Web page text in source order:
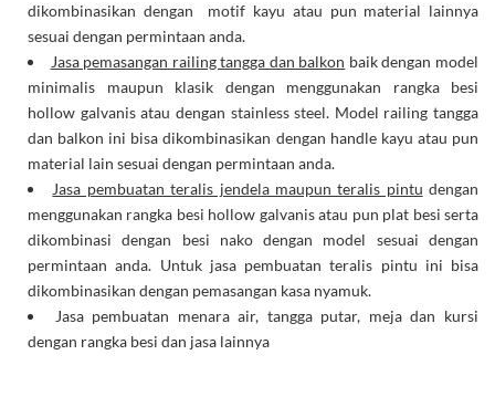
dikombinasikan dengan motif kayu atau pun material lainnya
sesuai dengan permintaan anda.
Jasa pemasangan railing tangga dan balkon baik dengan model
minimalis maupun klasik dengan menggunakan rangka besi
hollow galvanis atau dengan stainless steel. Model railing tangga
dan balkon ini bisa dikombinasikan dengan handle kayu atau pun
material lain sesuai dengan permintaan anda.
Jasa pembuatan teralis jendela maupun teralis pintu dengan
menggunakan rangka besi hollow galvanis atau pun plat besi serta
dikombinasi dengan besi nako dengan model sesuai dengan
permintaan anda. Untuk jasa pembuatan teralis pintu ini bisa
dikombinasikan dengan pemasangan kasa nyamuk.
Jasa pembuatan menara air, tangga putar, meja dan kursi
dengan rangka besi dan jasa lainnya